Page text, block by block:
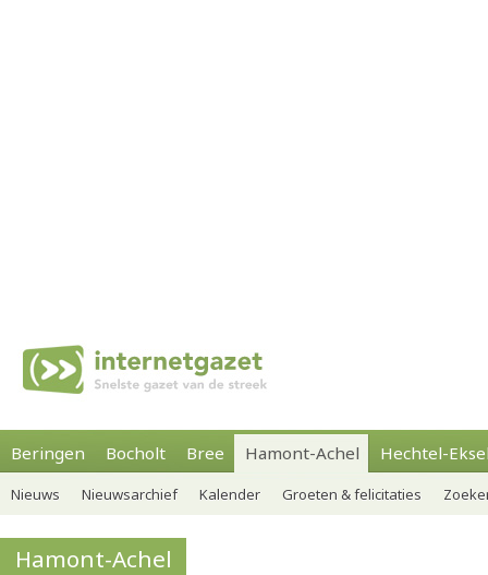
Beringen Bocholt Bree Hamont-Achel Hechtel-
Nieuws Nieuwsarchief Kalender Groeten & felicitaties
Hamont-Achel